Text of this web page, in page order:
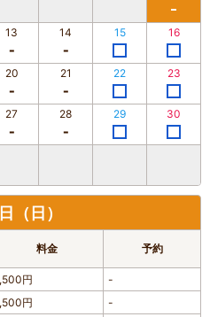
13 14 15 16
20 21 22 23
27 28 29 30
（日）
料金 予約
円
-
円
-